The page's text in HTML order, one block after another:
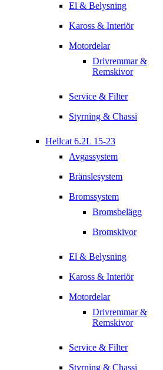
El & Belysning
Kaross & Interiör
Motordelar
Drivremmar &
Remskivor
Service & Filter
Styrning & Chassi
Hellcat 6.2L 15-23
Avgassystem
Bränslesystem
Bromssystem
Bromsbelägg
Bromskivor
El & Belysning
Kaross & Interiör
Motordelar
Drivremmar &
Remskivor
Service & Filter
Styrning & Chassi